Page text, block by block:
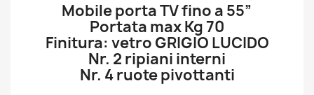
Mobile porta TV fino a 55”
Portata max Kg 70
Finitura: vetro GRIGIO LUCIDO
Nr. 2 ripiani interni
Nr. 4 ruote pivottanti